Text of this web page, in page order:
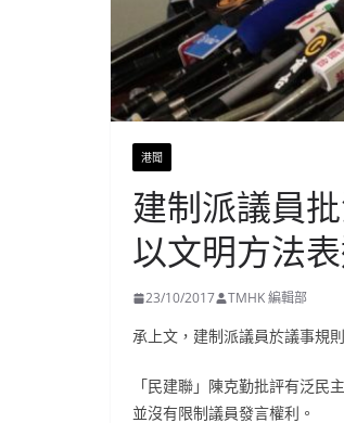
港聞
建制派議員
以文明方法
23/10/2017 TMHK 編輯部
承上文，建制派議員於議事規
「民建聯」陳克勤批評有泛
並沒有限制議員發言權利。